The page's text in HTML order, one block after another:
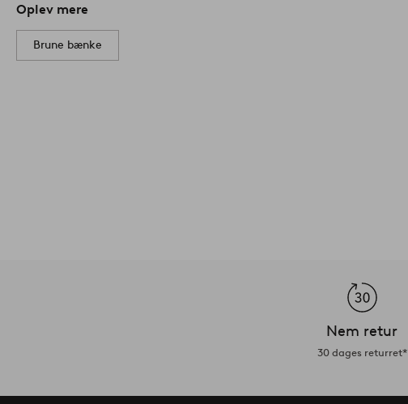
Oplev mere
Brune bænke
Nem retur
30 dages returret*